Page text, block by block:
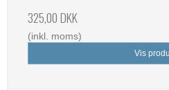
325,00 DKK
(inkl. moms)
Vis